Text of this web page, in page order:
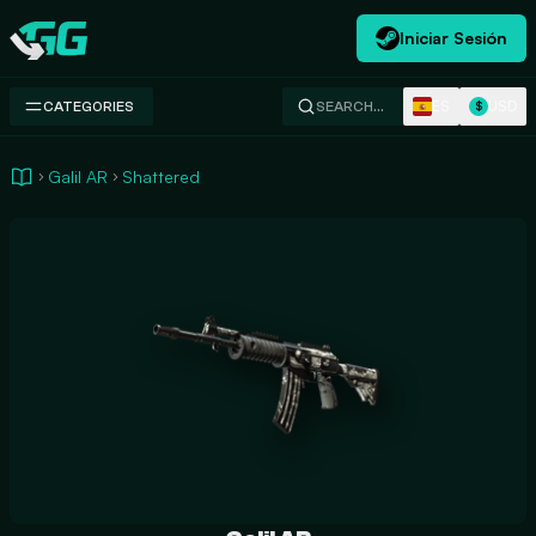
Swap.gg
Iniciar Sesión
CATEGORIES SEARCH… $
Galil AR Shattered